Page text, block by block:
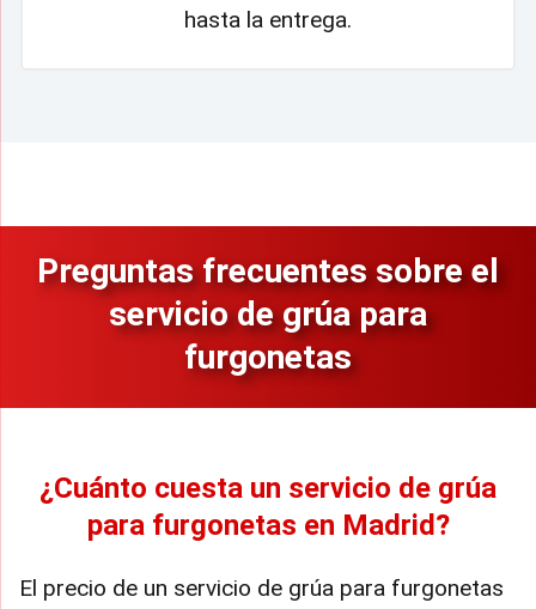
hasta la entrega.
Preguntas frecuentes sobre el
servicio de grúa para
furgonetas
¿Cuánto cuesta un servicio de grúa
para furgonetas en Madrid?
El precio de un servicio de grúa para furgonetas